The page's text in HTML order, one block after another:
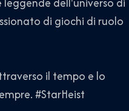
di giochi di ruolo
il tempo e lo
#StarHeist